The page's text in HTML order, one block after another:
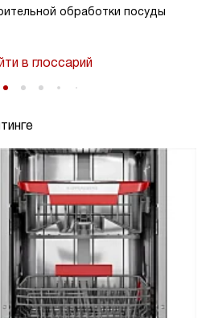
обработки посуды
в глоссарий